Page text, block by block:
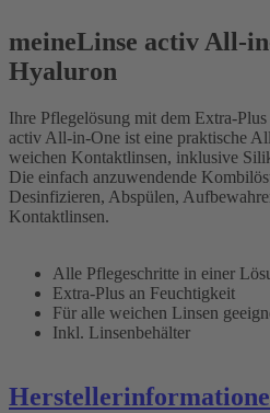
meineLinse activ All-
Hyaluron
Ihre Pflegelösung mit dem Extra-
activ All-in-One ist eine praktische
weichen Kontaktlinsen, inklusive
Die einfach anzuwendende
Desinfizieren, Abspülen,
Kontaktlinsen.
Alle Pflegeschritte in einer
Extra-Plus an Feuchtigkeit
Für alle weichen Linsen
Inkl. Linsenbehälter